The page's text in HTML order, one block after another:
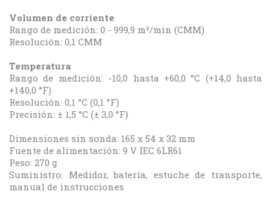
Volumen de corriente
Rango de medición: 0 - 999,9 m³/min (CMM)
Resolución: 0,1 CMM
Temperatura
Rango de medición: -10,0 hasta +60,0 °C (+14,0 hasta
+140,0 °F)
Resolución: 0,1 °C (0,1 °F)
Precisión: ± 1,5 °C (± 3,0 °F)
Dimensiones sin sonda: 165 x 54 x 32 mm
Fuente de alimentación: 9 V IEC 6LR61
Peso: 270 g
Suministro: Medidor, batería, estuche de transporte,
manual de instrucciones